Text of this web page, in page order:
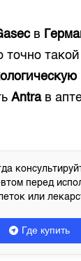
в
точно
Antraв
перед
или
Где купить